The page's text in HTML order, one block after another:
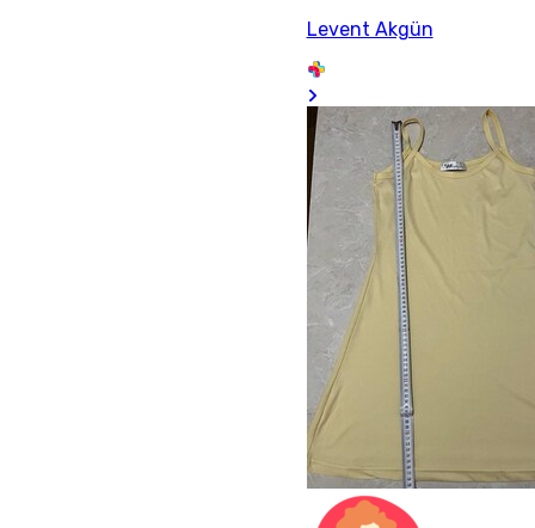
Levent Akgün